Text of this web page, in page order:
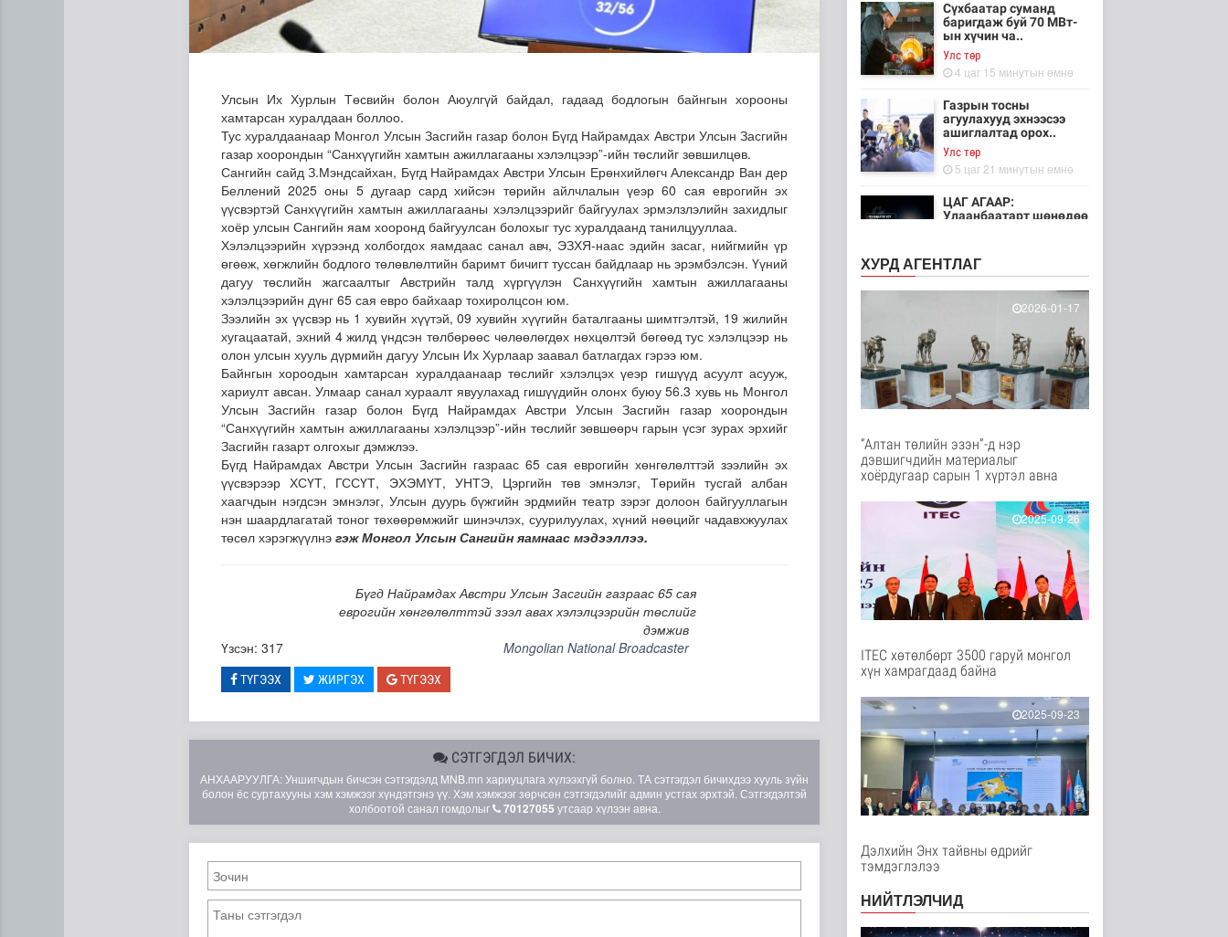
Газрын тосны агуулахууд эхнээсээ ашиглалтад ороход бэлэн болжээ
ЦАГ АГААР: Улаанбаатарт шөнөдөө 21 хэм дулаан
Улсын Их Хурлын Төсвийн болон Аюулгүй байдал, гадаад бодлогын байнгын хорооны
хамтарсан хуралдаан боллоо.
Тус хуралдаанаар Монгол Улсын Засгийн газар болон Бүгд Найрамдах Австри Улсын Засгийн
газар хоорондын “Санхүүгийн хамтын ажиллагааны хэлэлцээр”-ийн төслийг зөвшилцөв.
Сангийн сайд З.Мэндсайхан, Бүгд Найрамдах Австри Улсын Ерөнхийлөгч Александр Ван дер
Беллений 2025 оны 5 дугаар сард хийсэн төрийн айлчлалын үеэр 60 сая еврогийн эх
үүсвэртэй Санхүүгийн хамтын ажиллагааны хэлэлцээрийг байгуулах эрмэлзлэлийн захидлыг
хоёр улсын Сангийн яам хооронд байгуулсан болохыг тус хуралдаанд танилцууллаа.
Хэлэлцээрийн хүрээнд холбогдох яамдаас санал авч, ЭЗХЯ-наас эдийн засаг, нийгмийн үр
өгөөж, хөгжлийн бодлого төлөвлөлтийн баримт бичигт туссан байдлаар нь эрэмбэлсэн. Үүний
дагуу төслийн жагсаалтыг Австрийн талд хүргүүлэн Санхүүгийн хамтын ажиллагааны
хэлэлцээрийн дүнг 65 сая евро байхаар тохиролцсон юм.
Зээлийн эх үүсвэр нь 1 хувийн хүүтэй, 09 хувийн хүүгийн баталгааны шимтгэлтэй, 19 жилийн
хугацаатай, эхний 4 жилд үндсэн төлбөрөөс чөлөөлөгдөх нөхцөлтэй бөгөөд тус хэлэлцээр нь
олон улсын хууль дүрмийн дагуу Улсын Их Хурлаар заавал батлагдах гэрээ юм.
Байнгын хороодын хамтарсан хуралдаанаар төслийг хэлэлцэх үеэр гишүүд асуулт асууж,
хариулт авсан. Улмаар санал хураалт явуулахад гишүүдийн олонх буюу 56.3 хувь нь Монгол
Улсын Засгийн газар болон Бүгд Найрамдах Австри Улсын Засгийн газар хоорондын
“Санхүүгийн хамтын ажиллагааны хэлэлцээр”-ийн төслийг зөвшөөрч гарын үсэг зурах эрхийг
Засгийн газарт олгохыг дэмжлээ.
Бүгд Найрамдах Австри Улсын Засгийн газраас 65 сая еврогийн хөнгөлөлттэй зээлийн эх
үүсвэрээр ХСҮТ, ГССҮТ, ЭХЭМҮТ, УНТЭ, Цэргийн төв эмнэлэг, Төрийн тусгай албан
хаагчдын нэгдсэн эмнэлэг, Улсын дуурь бүжгийн эрдмийн театр зэрэг долоон байгууллагын
нэн шаардлагатай тоног төхөөрөмжийг шинэчлэх, суурилуулах, хүний нөөцийг чадавхжуулах
төсөл хэрэгжүүлнэ гэж Монгол Улсын Сангийн яамнаас мэдээллээ.
Бүгд Найрамдах Австри Улсын Засгийн газраас 65 сая
еврогийн хөнгөлөлттэй зээл авах хэлэлцээрийн төслийг
дэмжив
Үзсэн: 317
Mongolian National Broadcaster
ТҮГЭЭХ ЖИРГЭХ ТҮГЭЭХ
СЭТГЭГДЭЛ БИЧИХ:
АНХААРУУЛГА: Уншигчдын бичсэн сэтгэгдэлд MNB.mn хариуцлага хүлээхгүй болно. ТА сэтгэгдэл бичихдээ хууль зүйн
болон ёс суртахууны хэм хэмжээг хүндэтгэнэ үү. Хэм хэмжээг зөрчсөн сэтгэгдэлийг админ устгах эрхтэй. Сэтгэгдэлтэй
холбоотой санал гомдолыг
70127055 утсаар хүлээн авна.
Сүхбаатар суманд
баригдаж буй 70 МВт-
ын хүчин ча..
Улс төр
4 цаг 15 минутын өмнө
Газрын тосны
агуулахууд эхнээсээ
ашиглалтад орох..
Улс төр
5 цаг 21 минутын өмнө
ЦАГ АГААР:
Улаанбаатарт шөнөдөө
6 цаг 16 минутын өмнө
аюулгүй орчинд
Нийгэм
7 цаг 5 минутын өмнө
“COP Time”-ийн
өргөтгөсөн хуралдаан
Байгаль орчин
8 цаг 12 минутын өмнө
метр урт гүүр барьж
байна
8 цаг 27 минутын өмнө
Төслийн эхний 87 км-
ээс цааш үргэлжлэх
хэсгүүдэд..
9 цаг 38 минутын өмнө
аас сар бүр 12-15
мянган тонн..
Улс төр
9 цаг 44 минутын өмнө
Газар чөлөөлөлт, нөхөн
олговрын асуудлыг
хуулийн..
9 цаг 47 минутын өмнө
могойд хатгуулахаас
сэрэмжлээрэй
Эрүүл мэнд
ХУРД АГЕНТЛАГ
2026-01-17
“Алтан төлийн эзэн”-д нэр
дэвшигчдийн материалыг
хоёрдугаар сарын 1 хүртэл авна
2025-09-26
ITEC хөтөлбөрт 3500 гаруй монгол
хүн хамрагдаад байна
2025-09-23
Дэлхийн Энх тайвны өдрийг
тэмдэглэлээ
НИЙТЛЭЛЧИД